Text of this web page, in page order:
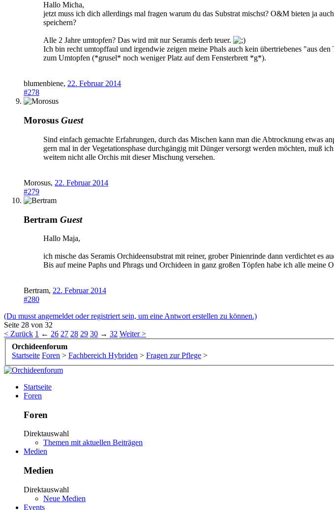
Hallo Micha,
jetzt muss ich dich allerdings mal fragen warum du das Substrat mischst? O&M bieten ja
speichern?
Alle 2 Jahre umtopfen? Das wird mit nur Seramis derb teuer.
Ich bin recht umtopffaul und irgendwie zeigen meine Phals auch kein übertriebenes "aus
zum Umtopfen (*grusel* noch weniger Platz auf dem Fensterbrett *g*).
blumenbiene, 22. Februar 2014
#278
Morosus Guest
Sind einfach gemachte Erfahrungen, durch das Mischen kann man die Abtrocknung etwas
gern mal in der Vegetationsphase durchgängig mit Dünger versorgt werden möchten, muß
weitem nicht alle Orchis mit dieser Mischung versehen.
Morosus, 22. Februar 2014
#279
Bertram Guest
Hallo Maja,
ich mische das Seramis Orchideensubstrat mit reiner, grober Pinienrinde dann verdichtet es
Bis auf meine Paphs und Phrags und Orchideen in ganz großen Töpfen habe ich alle meine
Bertram, 22. Februar 2014
#280
(Du musst angemeldet oder registriert sein, um eine Antwort erstellen zu können.)
Seite 28 von 32
< Zurück 1 ← 26 27 28 29 30 → 32 Weiter >
Orchideenforum
Startseite Foren > Fachbereich Hybriden > Fragen zur Pflege >
Startseite
Foren
Foren
Direktauswahl
Themen mit aktuellen Beiträgen
Medien
Medien
Direktauswahl
Neue Medien
Events